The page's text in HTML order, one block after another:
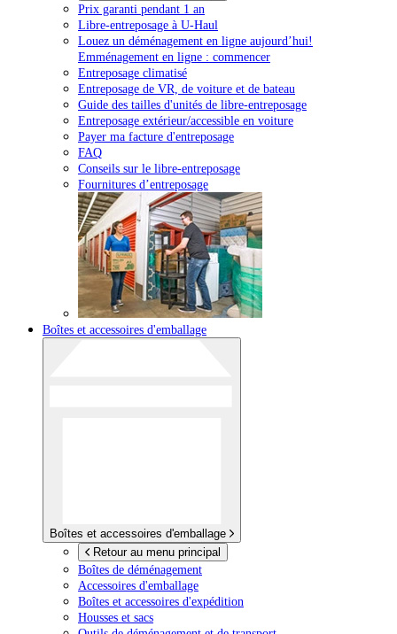
Prix garanti pendant 1 an
Libre-entreposage à U-Haul
Louez un déménagement en ligne aujourd’hui!
Emménagement en ligne : commencer
Entreposage climatisé
Entreposage de VR, de voiture et de bateau
Guide des tailles d'unités de libre-entreposage
Entreposage extérieur/accessible en voiture
Payer ma facture d'entreposage
FAQ
Conseils sur le libre-entreposage
Fournitures d’entreposage
Boîtes et accessoires d'emballage
Boîtes et accessoires d'emballage
Retour au menu principal
Boîtes de déménagement
Accessoires d'emballage
Boîtes et accessoires d'expédition
Housses et sacs